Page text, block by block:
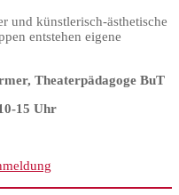
und künstlerisch-ästhetische
entstehen eigene
Theaterpädagoge BuT
15 Uhr